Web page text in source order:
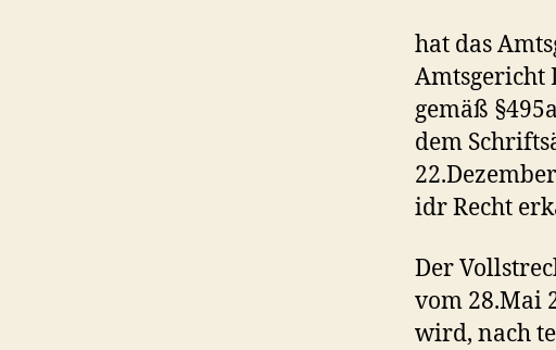
hat das
Amtsgericht
gemäß
dem
idr Recht
Der
vom 28.Mai
wird, nach